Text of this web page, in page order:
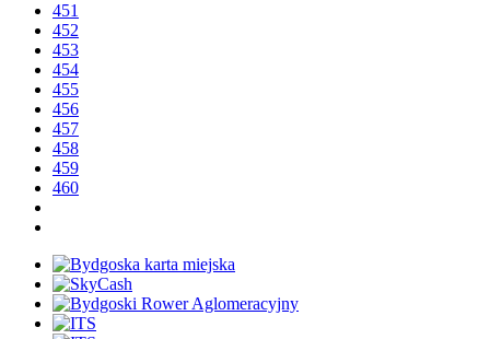
451
452
453
454
455
456
457
458
459
460